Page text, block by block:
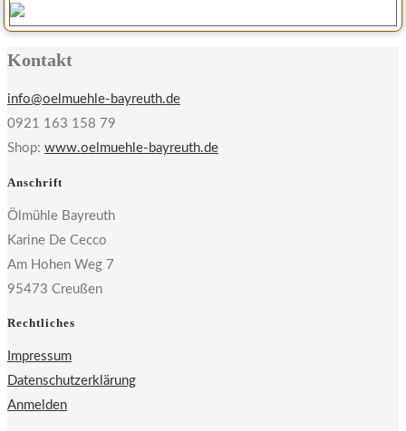
Kontakt
info@oelmuehle-bayreuth.de
0921 163 158 79
Shop: www.oelmuehle-bayreuth.de
Anschrift
Ölmühle Bayreuth
Karine De Cecco
Am Hohen Weg 7
95473 Creußen
Rechtliches
Impressum
Datenschutzerklärung
Anmelden